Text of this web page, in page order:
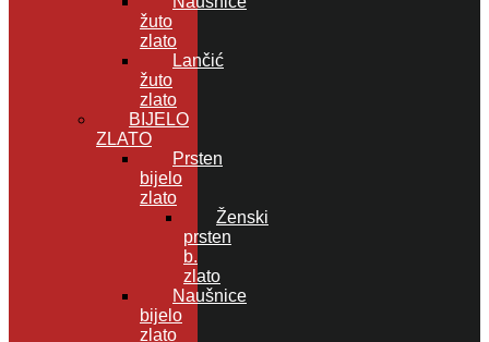
žuto
zlato
Lančić
žuto
zlato
BIJELO
ZLATO
Prsten
bijelo
zlato
Ženski
prsten
b.
zlato
Naušnice
bijelo
zlato